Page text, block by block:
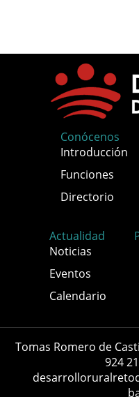
Conócenos
Introducción
Funciones
Directorio
Actualidad
Noticias
Eventos
Calendario
Tomas Romero de
924